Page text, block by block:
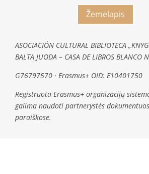
Žemėlapis
ASOCIACIÓN CULTURAL BIBLIOTECA
BALTA JUODA – CASA DE LIBROS BLANCO
G76797570 · Erasmus+ OID: E10401750
Registruota Erasmus+ organizacijų
galima naudoti partnerystės
paraiškose.